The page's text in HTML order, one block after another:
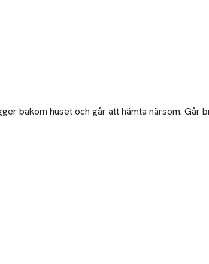
bakom huset och går att hämta närsom. Går